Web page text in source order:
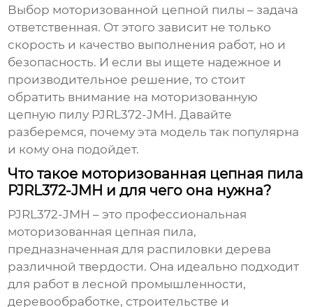
Выбор моторизованной цепной пилы – задача
ответственная. От этого зависит не только
скорость и качество выполнения работ, но и
безопасность. И если вы ищете надежное и
производительное решение, то стоит
обратить внимание на моторизованную
цепную пилу PJRL372-JMH. Давайте
разберемся, почему эта модель так популярна
и кому она подойдет.
Что такое моторизованная цепная пила
PJRL372-JMH и для чего она нужна?
PJRL372-JMH – это профессиональная
моторизованная цепная пила,
предназначенная для распиловки дерева
различной твердости. Она идеально подходит
для работ в лесной промышленности,
деревообработке, строительстве и